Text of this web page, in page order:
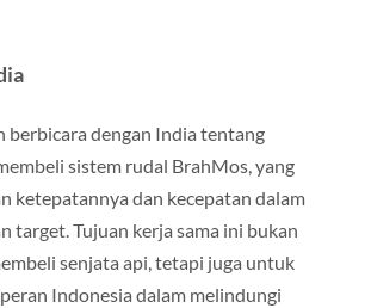
berbicara dengan India tentang
sistem rudal BrahMos, yang
ketepatannya dan kecepatan dalam
target. Tujuan kerja sama ini bukan
senjata api, tetapi juga untuk
Indonesia dalam melindungi